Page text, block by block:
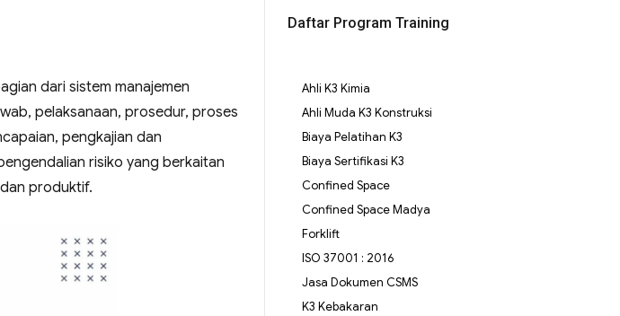
dari sistem manajemen
pelaksanaan, prosedur, proses
pengkajian dan
risiko yang berkaitan
produktif.
Daftar Program Training
Ahli K3 Kimia
Ahli Muda K3 Konstruksi
Biaya Pelatihan K3
Biaya Sertifikasi K3
Confined Space
Confined Space Madya
Forklift
ISO 37001 : 2016
Jasa Dokumen CSMS
K3 Kebakaran